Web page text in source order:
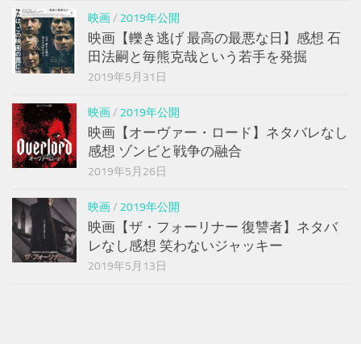
映画/ 2019年公開
映画【轢き逃げ 最高の最悪な日】感想 石
田法嗣と毎熊克哉という若手を発掘
2019年5月31日
映画/ 2019年公開
映画【オーヴァー・ロード】ネタバレなし
感想 ゾンビと戦争の融合
2019年5月26日
映画/ 2019年公開
映画【ザ・フォーリナー 復讐者】ネタバ
レなし感想 笑わないジャッキー
2019年5月13日